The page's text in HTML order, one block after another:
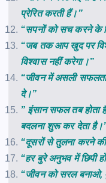
प्रेरित करती हैं।”
“सपनों को सच करने के
“जब तक आप खुद पर
विश्वास नहीं करेगा।”
“जीवन में असली
दे।”
” इंसान सफल तब होता
बदलना शुरू कर देता
“दूसरों से तुलना करने
“हर बुरे अनुभव में छिपी
“जीवन को सरल बनाओ,